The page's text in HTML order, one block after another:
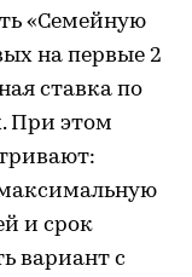
«Семейную
на первые 2
ставка по
При этом
максимальную
и срок
вариант с